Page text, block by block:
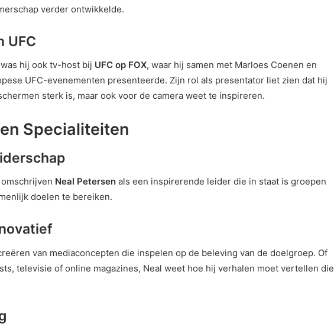
verder ontwikkelde.
UFC
hij ook tv-host bij UFC op FOX, waar hij samen met Marloes Coenen en
UFC-evenementen presenteerde. Zijn rol als presentator liet zien dat hij
sterk is, maar ook voor de camera weet te inspireren.
Specialiteiten
Neal Petersen als een inspirerende leider die in staat is groepen
doelen te bereiken.
van mediaconcepten die inspelen op de beleving van de doelgroep. Of
televisie of online magazines, Neal weet hoe hij verhalen moet vertellen die